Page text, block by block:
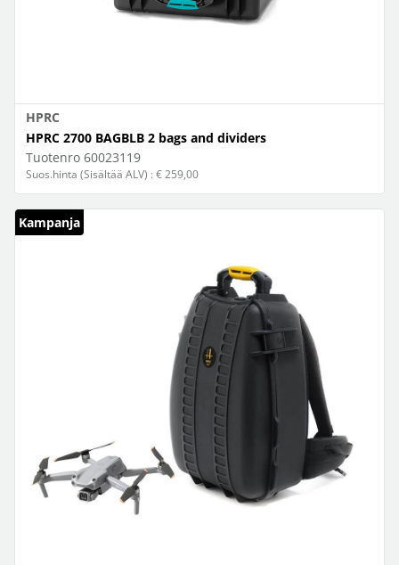
HPRC
HPRC 2700 BAGBLB 2 bags and dividers
Tuotenro 60023119
Suos.hinta (Sisältää ALV) : € 259,00
Kampanja